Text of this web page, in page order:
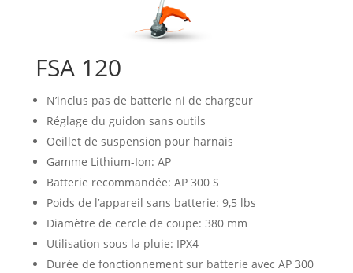
FSA 120
N’inclus pas de batterie ni de chargeur
Réglage du guidon sans outils
Oeillet de suspension pour harnais
Gamme Lithium-Ion: AP
Batterie recommandée: AP 300 S
Poids de l’appareil sans batterie: 9,5 lbs
Diamètre de cercle de coupe: 380 mm
Utilisation sous la pluie: IPX4
Durée de fonctionnement sur batterie avec AP 300